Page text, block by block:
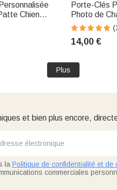
Chien
des
Porte-Clés
Photo de
pour Animal
14,00 €
Plus
et bien plus encore,
la Politique de confidentialité et de
commerciales